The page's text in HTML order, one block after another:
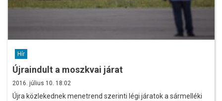
Hír
Újraindult a moszkvai járat
2016. július 10. 18:02
Újra közlekednek menetrend szerinti légi járatok a sármelléki